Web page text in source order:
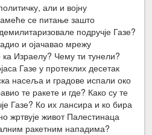
али и војну
се питање зашто
подручје Газе?
и ојачавао мрежу
Израелу? Чему ти тунели?
Газе у протеклих десетак
насеља и градове испали око
те ракете и где? Како су те
Газе? Ко их лансира и ко бира
жртвује живот Палестинаца
ракетним нападима?